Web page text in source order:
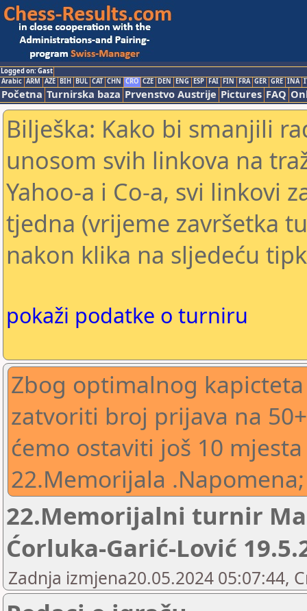
Logged on: Gast
Arabic ARM AZE BIH BUL CAT CHN CRO CZE DEN ENG ESP FAI FIN FRA GER GRE INA
Početna Turnirska baza Prvenstvo Austrije Pictures FAQ
Bilješka: Kako bi smanjili
unosom svih linkova na
Yahoo-a i Co-a, svi linkovi
tjedna (vrijeme završetka
nakon klika na sljedeću
pokaži podatke o turniru
Zbog optimalnog
zatvoriti broj prijava na
ćemo ostaviti još 10
22.Memorijala
22.Memorijalni turnir
Ćorluka-Garić-Lović
Zadnja izmjena20.05.2024 05:07:44,